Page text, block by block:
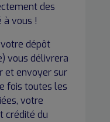
des
à vous !
dépôt
vous délivrera
et envoyer sur
fois toutes les
votre
crédité du